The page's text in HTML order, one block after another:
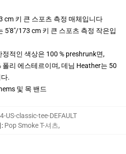
cm 키 큰 스포츠 측정 매체입니다
5'8"/173 cm 키 큰 스포츠 측정 작은입
적인 색상은 100 % preshrunk면,
폴리 에스테르이며, 데님 Heather는 50
.
및 목 밴드
US-classic-tee-DEFAULT
: Pop Smoke T-셔츠,